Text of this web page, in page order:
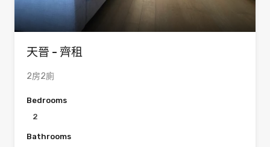
天晉 - 齊租
2房2廁
Bedrooms
2
Bathrooms